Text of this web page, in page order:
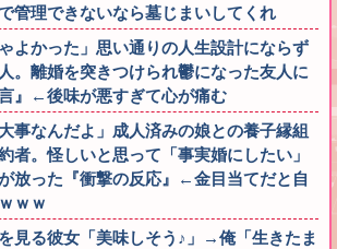
管理できないなら墓じまいしてくれ
よかった」思い通りの人生設計にならず
。離婚を突きつけられ鬱になった友人に
』←後味が悪すぎて心が痛む
事なんだよ」成人済みの娘との養子縁組
者。怪しいと思って「事実婚にしたい」
放った『衝撃の反応』←金目当てだと自
ｗｗ
見る彼女「美味しそう♪」→俺「生きたま